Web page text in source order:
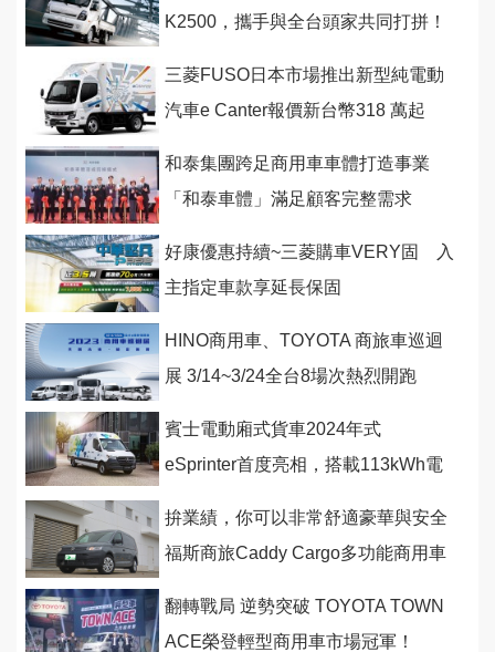
K2500，攜手與全台頭家共同打拼！
三菱FUSO日本市場推出新型純電動
汽車e Canter報價新台幣318 萬起
和泰集團跨足商用車車體打造事業
「和泰車體」滿足顧客完整需求
好康優惠持續~三菱購車VERY固 入
主指定車款享延長保固
HINO商用車、TOYOTA 商旅車巡迴
展 3/14~3/24全台8場次熱烈開跑
賓士電動廂式貨車2024年式
eSprinter首度亮相，搭載113kWh電
拚業績，你可以非常舒適豪華與安全
福斯商旅Caddy Cargo多功能商用車
翻轉戰局 逆勢突破 TOYOTA TOWN
ACE榮登輕型商用車市場冠軍！